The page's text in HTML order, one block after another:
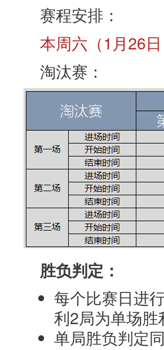
赛程安排：
本周六（1月26
淘汰赛：
胜负判定：
每个比赛日进
利2局为单场胜
单局胜负判定同